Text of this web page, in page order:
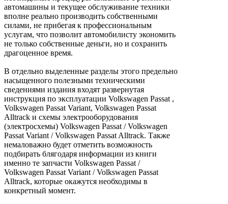
автомашины и текущее обслуживание техники
вполне реально производить собственными
силами, не прибегая к профессиональным
услугам, что позволит автомобилисту экономить
не только собственные деньги, но и сохранить
драгоценное время.
В отдельно выделенные разделы этого предельно
насыщенного полезными техническими
сведениями издания входят развернутая
инструкция по эксплуатации Volkswagen Passat ,
Volkswagen Passat Variant, Volkswagen Passat
Alltrack и схемы электрооборудования
(электросхемы) Volkswagen Passat / Volkswagen
Passat Variant / Volkswagen Passat Alltrack. Также
немаловажно будет отметить возможность
подбирать блягодаря информации из книги
именно те запчасти Volkswagen Passat /
Volkswagen Passat Variant / Volkswagen Passat
Alltrack, которые окажутся необходимы в
конкретный момент.